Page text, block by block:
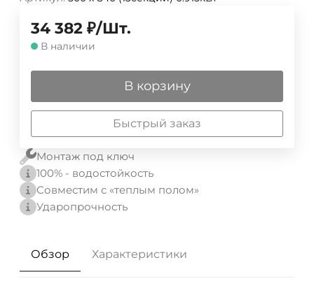
34 382 ₽/Шт.
В наличии
В корзину
Быстрый заказ
Монтаж под ключ
100% - водостойкость
Совместим с «теплым полом»
Ударопрочность
Обзор Характеристики